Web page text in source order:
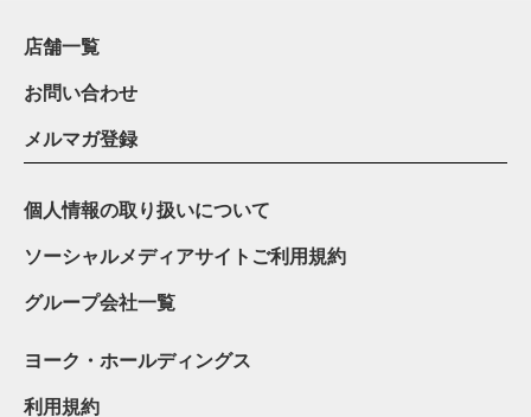
店舗一覧
お問い合わせ
メルマガ登録
個人情報の取り扱いについて
ソーシャルメディアサイトご利用規約
グループ会社一覧
ヨーク・ホールディングス
利用規約